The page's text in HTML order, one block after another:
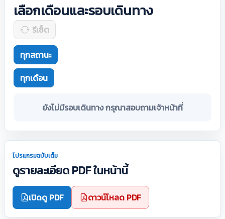
เลือกเดือนและรอบเดินทาง
รีเซ็ต
ทุกสถานะ
ทุกเดือน
ยังไม่มีรอบเดินทาง กรุณาสอบถามเจ้าหน้าที่
โปรแกรมฉบับเต็ม
ดูรายละเอียด PDF ในหน้านี้
เปิดดู PDF ดาวน์โหลด PDF